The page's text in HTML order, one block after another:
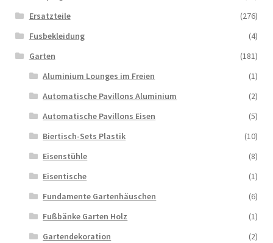
Ersatzteile
(276)
Fusbekleidung
(4)
Garten
(181)
Aluminium Lounges im Freien
(1)
Automatische Pavillons Aluminium
(2)
Automatische Pavillons Eisen
(5)
Biertisch-Sets Plastik
(10)
Eisenstühle
(8)
Eisentische
(1)
Fundamente Gartenhäuschen
(6)
Fußbänke Garten Holz
(1)
Gartendekoration
(2)